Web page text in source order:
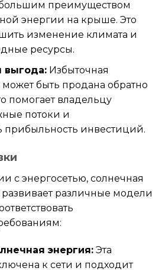
большим преимуществом
энергии на крыше. Это
изменение климата и
ресурсы.
выгода:Избыточная
быть продана обратно
помогает владельцу
потоки и
прибыльность инвестиций.
с энергосетью, солнечная
различные модели
энергия:Эта
к сети и подходит